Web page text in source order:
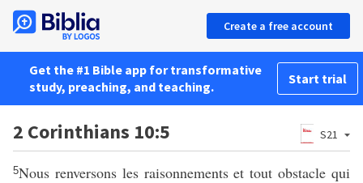
Create a free account
Get the #1 Bible app for transformative
study, preaching, and teaching.
Start trial
2 Corinthians 10:5 S21
5Nous renversons les raisonnements et tout obstacle qui